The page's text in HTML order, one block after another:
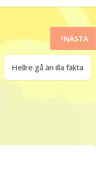
NÄSTA
Hellre gå än illa fäkta